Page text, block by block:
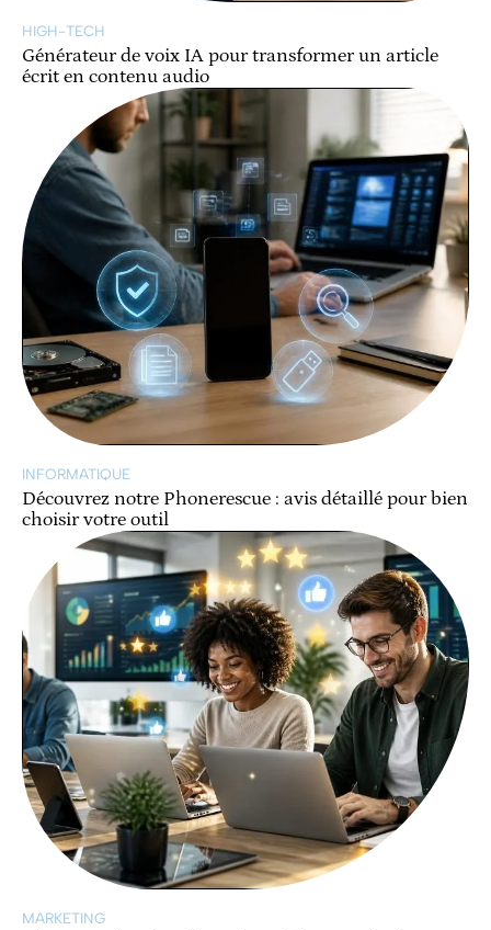
HIGH-TECH
Générateur de voix IA pour transformer un article
écrit en contenu audio
INFORMATIQUE
Découvrez notre Phonerescue : avis détaillé pour bien
choisir votre outil
MARKETING